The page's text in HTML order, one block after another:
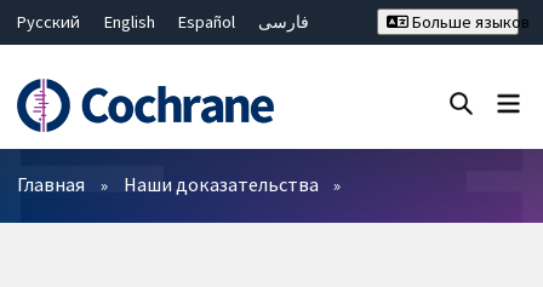
Русский English Español
فارسی
Bahasa Malaysia
ไทย
繁體中文
简体中文
Больше языков
Фильтры
Главная Наши доказательства